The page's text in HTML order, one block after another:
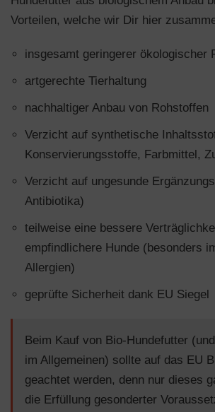
Vorteilen, welche wir Dir hier
insgesamt geringerer ökologischer
artgerechte Tierhaltung
nachhaltiger Anbau von Rohstoffen
Verzicht auf synthetische
Konservierungsstoffe, Farbmittel,
Verzicht auf ungesunde
Antibiotika)
teilweise eine bessere
empfindlichere Hunde (besonders
Allergien)
geprüfte Sicherheit dank EU Siegel
Beim Kauf von Bio-Hundefutter
im Allgemeinen) sollte auf das EU
geachtet werden, denn nur dieses
die Erfüllung gesonderter